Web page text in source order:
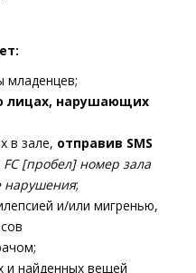
младенцев;
лицах, нарушающих
в зале, отправив SMS
FC [пробел] номер зала
нарушения;
и/или мигренью,
и найденных вещей